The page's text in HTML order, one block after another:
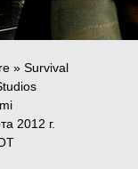
» Survival
2012 г.